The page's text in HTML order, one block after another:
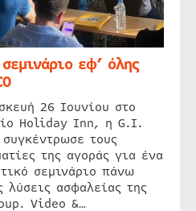
εφ’ όλης
26 Ιουνίου στο
Holiday Inn, η G.I.
τους
της αγοράς για ένα
σεμινάριο πάνω
λύσεις ασφαλείας της
Video &…